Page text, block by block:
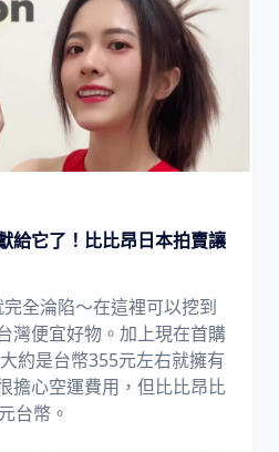
給它了！比比昂日本拍賣讓
全淪陷～在這裡可以挖到
灣便宜好物。加上現在首購
約是台幣355元左右就擁有
擔心空運費用，但比比昂比
台幣。